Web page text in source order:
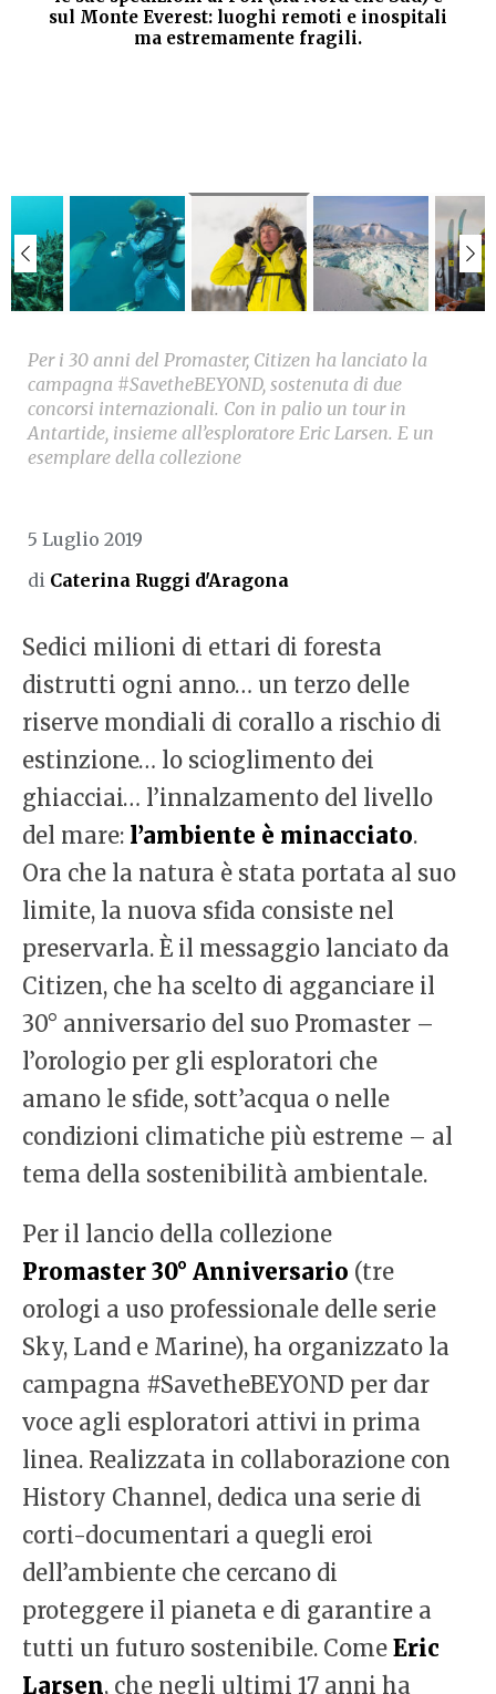
sul Monte Everest: luoghi remoti e inospitali
ma estremamente fragili.
Per i 30 anni del Promaster, Citizen ha lanciato la
campagna #SavetheBEYOND, sostenuta di due
concorsi internazionali. Con in palio un tour in
Antartide, insieme all’esploratore Eric Larsen. E un
esemplare della collezione
5 Luglio 2019
di Caterina Ruggi d'Aragona
Sedici milioni di ettari di foresta
distrutti ogni anno… un terzo delle
riserve mondiali di corallo a rischio di
estinzione… lo scioglimento dei
ghiacciai… l’innalzamento del livello
del mare: l’ambiente è minacciato.
Ora che la natura è stata portata al suo
limite, la nuova sfida consiste nel
preservarla. È il messaggio lanciato da
Citizen, che ha scelto di agganciare il
30° anniversario del suo Promaster –
l’orologio per gli esploratori che
amano le sfide, sott’acqua o nelle
condizioni climatiche più estreme – al
tema della sostenibilità ambientale.
Per il lancio della collezione
Promaster 30° Anniversario (tre
orologi a uso professionale delle serie
Sky, Land e Marine), ha organizzato la
campagna #SavetheBEYOND per dar
voce agli esploratori attivi in prima
linea. Realizzata in collaborazione con
History Channel, dedica una serie di
corti-documentari a quegli eroi
dell’ambiente che cercano di
proteggere il pianeta e di garantire a
tutti un futuro sostenibile. Come Eric
Larsen, che negli ultimi 17 anni ha